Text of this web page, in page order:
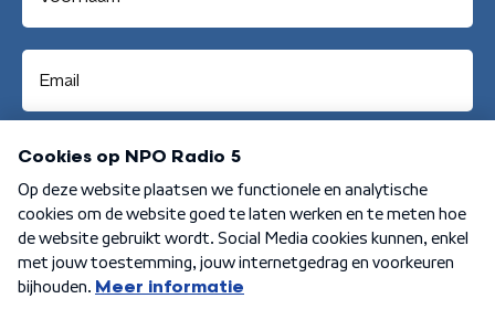
Aanmelden
Algemene voorwaarden Privacybeleid